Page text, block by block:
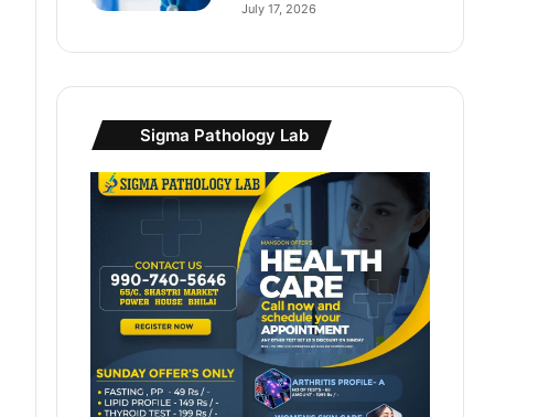
July 17, 2026
Sigma Pathology Lab